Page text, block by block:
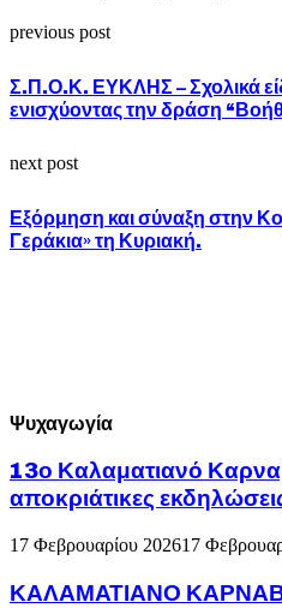
previous post
Σ.Π.Ο.Κ. ΕΥΚΛΗΣ – Σχολικά
ενισχύοντας την δράση
next post
Εξόρμηση και σύναξη στην
Γεράκια» τη Κυριακή.
Ψυχαγωγία
13ο Καλαματιανό
αποκριάτικες
17 Φεβρουαρίου 202617
ΚΑΛΑΜΑΤΙΑΝΟ